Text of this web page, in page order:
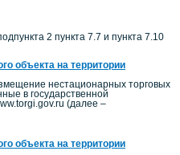
2 пункта 7.7 и пункта 7.10
объекта на территории
нестационарных торговых
в государственной
(далее –
объекта на территории